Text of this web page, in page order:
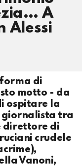
A
Alessi
di
motto - da
ospitare la
giornalista tra
direttore di
crudele
Vanoni,